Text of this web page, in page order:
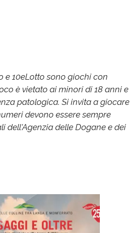
e 10eLotto sono giochi con
è vietato ai minori di 18 anni e
patologica. Si invita a giocare
devono essere sempre
dell'Agenzia delle Dogane e dei